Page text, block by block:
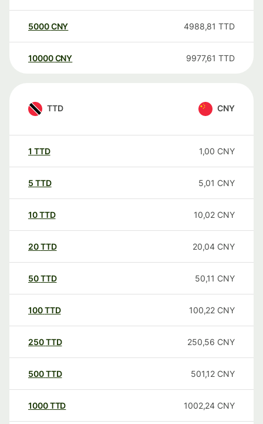
5000CNY 4988,81 TTD
10000 CNY 9977,61 TTD
TTD CNY
1 TTD 1,00 CNY
5 TTD 5,01 CNY
10TTD 10,02 CNY
20TTD 20,04 CNY
50TTD 50,11 CNY
100TTD 100,22 CNY
250TTD 250,56 CNY
500TTD 501,12 CNY
1000TTD 1002,24 CNY